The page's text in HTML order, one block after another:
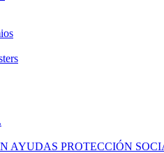
AYUDAS PROTECCIÓN